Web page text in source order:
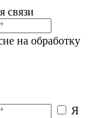
связи
на обработку
Я